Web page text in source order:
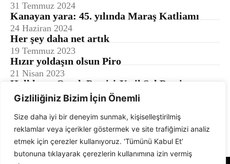
Gizliliğiniz Bizim İçin Önemli
Size daha iyi bir deneyim sunmak, kişiselleştirilmiş
reklamlar veya içerikler göstermek ve site trafiğimizi analiz
etmek için çerezler kullanıyoruz. ‘Tümünü Kabul Et’
butonuna tıklayarak çerezlerin kullanımına izin vermiş
31 Temmuz 2024
Kanayan yara: 45. yılında Maraş Katliamı
24 Haziran 2024
Her şey daha net artık
19 Temmuz 2023
Hızır yoldaşın olsun Piro
21 Nisan 2023
Halkların Ortak Partisi:Yeşil Sol Parti
8 Nisan 2023
1 2